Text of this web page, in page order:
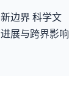
边界 科学文
展与跨界影响